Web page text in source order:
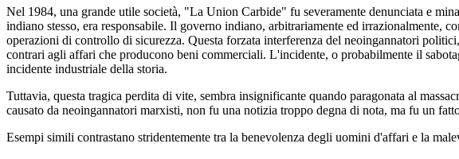
Nel 1984, una grande utile società, "La Union Carbide" fu severamente denunciata e
indiano stesso, era responsabile. Il governo indiano, arbitrariamente ed irrazionalmente,
operazioni di controllo di sicurezza. Questa forzata interferenza del neoingannatori
contrari agli affari che producono beni commerciali. L'incidente, o probabilmente il
incidente industriale della storia.
Tuttavia, questa tragica perdita di vite, sembra insignificante quando paragonata al
causato da neoingannatori marxisti, non fu una notizia troppo degna di nota, ma fu un
Esempi simili contrastano stridentemente tra la benevolenza degli uomini d'affari e la